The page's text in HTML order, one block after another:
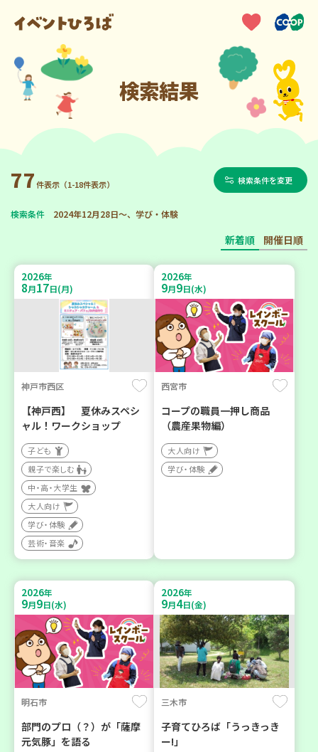
検索結果
77件表示（1-18件表示） 検索条件を変更
検索条件 2024年12月28日～、学び・体験
新着順 開催日順
2026年
8月17日(月)
神戸市西区
【神戸西】 夏休みスペシ
ャル！ワークショップ
子ども
親子で楽しむ
中・高・大学生
大人向け
学び・体験
芸術・音楽
2026年
9月9日(水)
西宮市
コープの職員一押し商品
（農産果物編）
大人向け
学び・体験
2026年
9月9日(水)
明石市
部門のプロ（？）が「薩摩
元気豚」を語る
2026年
9月4日(金)
三木市
子育てひろば「うっきっき
ー!」